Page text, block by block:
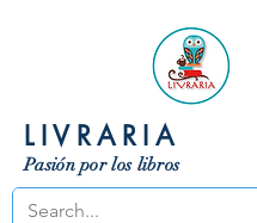
LIVRARIA
Pasión por los libros